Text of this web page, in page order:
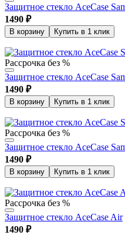
Защитное стекло AceCase
1490 ₽
В корзину Купить в 1 клик
Рассрочка без %
Защитное стекло AceCase
1490 ₽
В корзину Купить в 1 клик
Рассрочка без %
Защитное стекло AceCase
1490 ₽
В корзину Купить в 1 клик
Рассрочка без %
Защитное стекло AceCase Air
1490 ₽